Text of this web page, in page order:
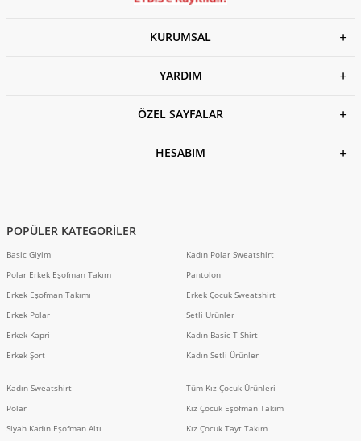
KURUMSAL
YARDIM
ÖZEL SAYFALAR
HESABIM
POPÜLER KATEGORİLER
Basic Giyim
Polar Erkek Eşofman Takım
Erkek Eşofman Takımı
Erkek Polar
Erkek Kapri
Erkek Şort
Kadın Sweatshirt
Polar
Siyah Kadın Eşofman Altı
Kadın Polar Sweatshirt
Pantolon
Erkek Çocuk Sweatshirt
Setli Ürünler
Kadın Basic T-Shirt
Kadın Setli Ürünler
Tüm Kız Çocuk Ürünleri
Kız Çocuk Eşofman Takım
Kız Çocuk Tayt Takım